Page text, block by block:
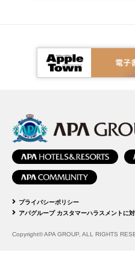
プライバシーポリシー
アパグループ カスタマーハラスメントに
Copyright© APA GROUP, ALL RIGHTS